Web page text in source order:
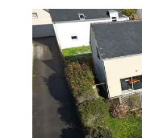
THEIX NOYALO
104 m , 5 pièces
Ref : 1535
Maison à
350